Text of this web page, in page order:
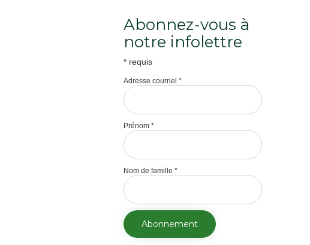
Abonnez-vous à
notre infolettre
* requis
Adresse courriel*
Prénom*
Nom de famille*